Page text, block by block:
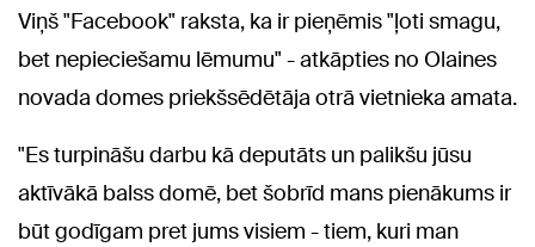
Viņš "Facebook" raksta, ka ir pieņēmis "ļoti smagu,
bet nepieciešamu lēmumu" - atkāpties no Olaines
novada domes priekšsēdētāja otrā vietnieka amata.
"Es turpināšu darbu kā deputāts un palikšu jūsu
aktīvākā balss domē, bet šobrīd mans pienākums ir
būt godīgam pret jums visiem - tiem, kuri man